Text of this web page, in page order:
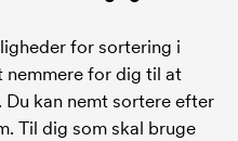
for sortering i
for dig til at
kan nemt sortere efter
Til dig som skal bruge